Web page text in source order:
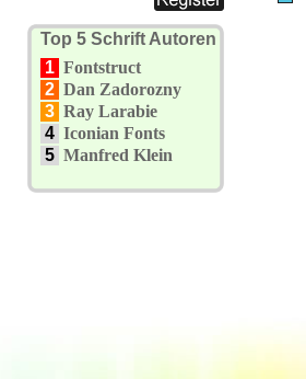
Top 5 Schrift Autoren
1 Fontstruct
2 Dan Zadorozny
3 Ray Larabie
4 Iconian Fonts
5 Manfred Klein